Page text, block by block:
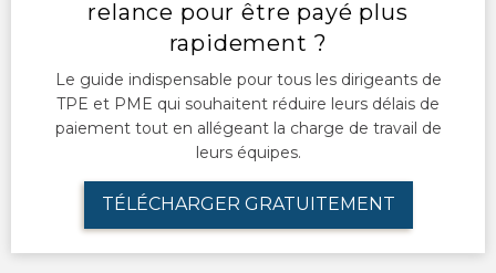
relance pour être payé plus
rapidement ?
Le guide indispensable pour tous les dirigeants de
TPE et PME qui souhaitent réduire leurs délais de
paiement tout en allégeant la charge de travail de
leurs équipes.
TÉLÉCHARGER GRATUITEMENT